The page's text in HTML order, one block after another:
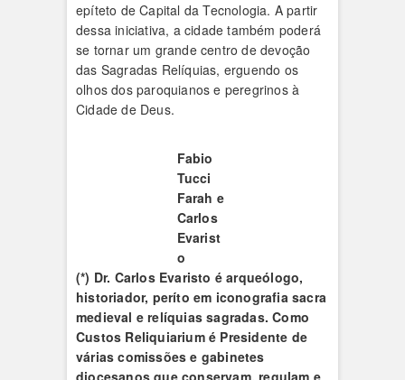
epíteto de Capital da Tecnologia. A partir
dessa iniciativa, a cidade também poderá
se tornar um grande centro de devoção
das Sagradas Relíquias, erguendo os
olhos dos paroquianos e peregrinos à
Cidade de Deus.
Fabio
Tucci
Farah e
Carlos
Evarist
o
(*) Dr. Carlos Evaristo é arqueólogo,
historiador, períto em iconografia sacra
medieval e relíquias sagradas. Como
Custos Reliquiarium é Presidente de
várias comissões e gabinetes
diocesanos que conservam, regulam e